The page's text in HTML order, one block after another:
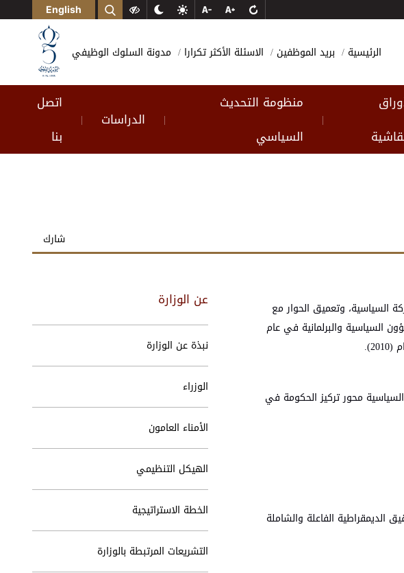
English
الرئيسية بريد الموظفين الاسئلة الأكثر تكرارا مدونة السلوك الوظيفي
|
منظومة التحديث
السياسي
| الدراسات |
اتصل
بنا
شارك
السياسية، وتعميق الحوار مع
السياسية والبرلمانية في عام
محور تركيز الحكومة في
الديمقراطية الفاعلة والشاملة
عن الوزارة
نبذة عن الوزارة
الوزراء
الأمناء العامون
الهيكل التنظيمي
الخطة الاستراتيجية
التشريعات المرتبطة بالوزارة